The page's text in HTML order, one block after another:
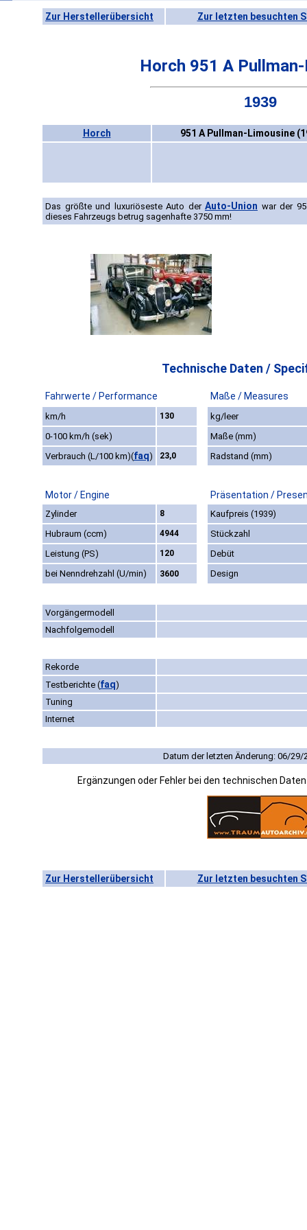
Zur Herstellerübersicht Zur letzten besuchten
Horch 951 A
1939
Horch 951 A Pullman-Limousine
Das größte und luxuriöseste Auto der Auto-Union war der
dieses Fahrzeugs betrug sagenhafte 3750 mm!
Technische Daten /
Fahrwerte / Performance Maße / Measures
km/h 130
kg/leer
0-100 km/h (sek)
Maße (mm)
Verbrauch (L/100 km)(faq) 23,0 Radstand (mm)
Motor / Engine Präsentation /
Zylinder 8
Kaufpreis (1939)
Hubraum (ccm)
4944
Stückzahl
Leistung (PS)
120
Debüt
bei Nenndrehzahl (U/min)
3600 Design
Vorgängermodell
Nachfolgemodell
Rekorde
Testberichte (faq)
Tuning
Internet
Datum der letzten Änderung: 06/29/
Ergänzungen oder Fehler bei den technischen
Zur Herstellerübersicht Zur letzten besuchten